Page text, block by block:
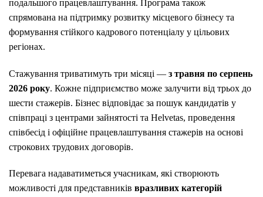
подальшого працевлаштування. Програма також
спрямована на підтримку розвитку місцевого бізнесу та
формування стійкого кадрового потенціалу у цільових
регіонах.
Стажування триватимуть три місяці — з травня по серпень
2026 року. Кожне підприємство може залучити від трьох до
шести стажерів. Бізнес відповідає за пошук кандидатів у
співпраці з центрами зайнятості та Helvetas, проведення
співбесід і офіційне працевлаштування стажерів на основі
строкових трудових договорів.
Перевага надаватиметься учасникам, які створюють
можливості для представників вразливих категорій